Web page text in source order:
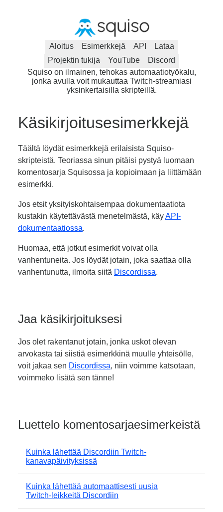
Aloitus Esimerkkejä API
Lataa
Projektin tukija
YouTube
Discord
Squiso on ilmainen, tehokas automaatiotyökalu,
jonka avulla voit mukauttaa Twitch-streamiasi
yksinkertaisilla skripteillä.
Käsikirjoitusesimerkkejä
Täältä löydät esimerkkejä erilaisista Squiso-
skripteistä. Teoriassa sinun pitäisi pystyä luomaan
komentosarja Squisossa ja kopioimaan ja liittämään
esimerkki.
Jos etsit yksityiskohtaisempaa dokumentaatiota
kustakin käytettävästä menetelmästä, käyAPI-
dokumentaatiossa.
Huomaa, että jotkut esimerkit voivat olla
vanhentuneita. Jos löydät jotain, joka saattaa olla
vanhentunutta, ilmoita siitä Discordissa.
Jaa käsikirjoituksesi
Jos olet rakentanut jotain, jonka uskot olevan
arvokasta tai siistiä esimerkkinä muulle yhteisölle,
voit jakaa sen Discordissa, niin voimme katsotaan,
voimmeko lisätä sen tänne!
Luettelo komentosarjaesimerkeistä
Kuinka lähettää Discordiin Twitch-
kanavapäivityksissä
Kuinka lähettää automaattisesti uusia
Twitch-leikkeitä Discordiin